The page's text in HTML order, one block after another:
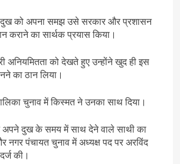
दुख को अपना समझ उसे सरकार और प्रशासन
कराने का सार्थक प्रयास किया।
अनियमितता को देखते हुए उन्होंने खुद ही इस
का ठान लिया।
चुनाव में किस्मत ने उनका साथ दिया।
अपने दुख के समय में साथ देने वाले साथी का
नगर पंचायत चुनाव में अध्यक्ष पद पर अरविंद
की।